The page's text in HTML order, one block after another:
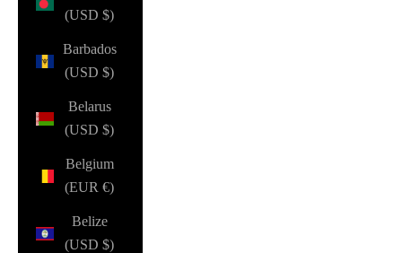
(USD $)
Barbados
(USD $)
Belarus
(USD $)
Belgium
(EUR €)
Belize
(USD $)